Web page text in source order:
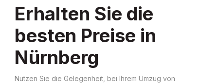
Erhalten Sie die
besten Preise in
Nürnberg
Nutzen Sie die Gelegenheit, bei Ihrem Umzug von